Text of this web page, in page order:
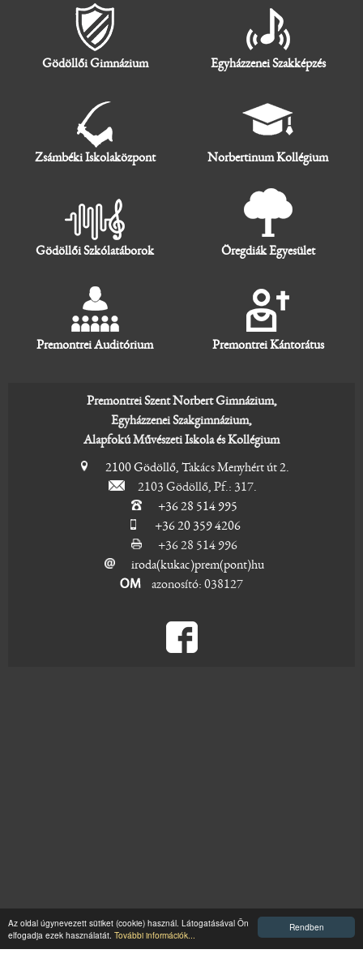
Rendben
Az oldal úgynevezett sütiket (cookie) használ. Látogatásával Ön
elfogadja ezek használatát. További információk...
Gödöllői Gimnázium Egyházzenei Szakképzés
Zsámbéki Iskolaközpont Norbertinum Kollégium
Gödöllői Szkólatáborok Öregdiák Egyesület
Premontrei Auditórium Premontrei Kántorátus
Premontrei Szent Norbert Gimnázium,
Egyházzenei Szakgimnázium,
Alapfokú Művészeti Iskola és Kollégium
2100 Gödöllő, Takács Menyhért út 2.
2103 Gödöllő, Pf.: 317.
+36 28 514 995
+36 20 359 4206
+36 28 514 996
iroda(kukac)prem(pont)hu
azonosító: 038127
Minden jog fenntartva © 2023